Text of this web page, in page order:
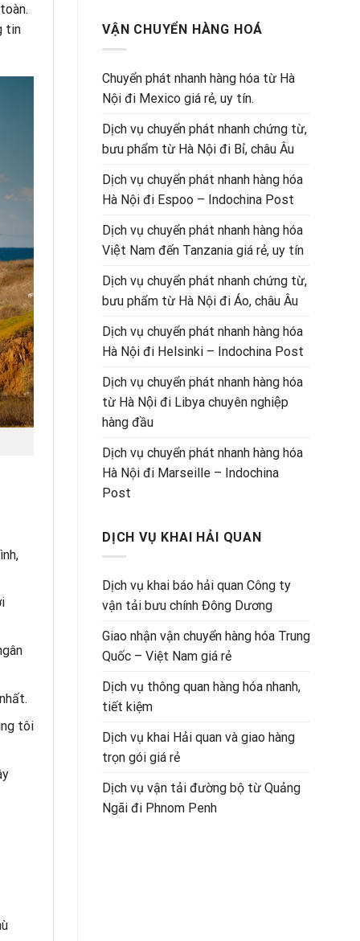
tin
tôi
VẬN CHUYỂN HÀNG HOÁ
Chuyển phát nhanh hàng hóa từ Hà
Nội đi Mexico giá rẻ, uy tín.
Dịch vụ chuyển phát nhanh chứng từ,
bưu phẩm từ Hà Nội đi Bỉ, châu Âu
Dịch vụ chuyển phát nhanh hàng hóa
Hà Nội đi Espoo – Indochina Post
Dịch vụ chuyển phát nhanh hàng hóa
Việt Nam đến Tanzania giá rẻ, uy tín
Dịch vụ chuyển phát nhanh chứng từ,
bưu phẩm từ Hà Nội đi Áo, châu Âu
Dịch vụ chuyển phát nhanh hàng hóa
Hà Nội đi Helsinki – Indochina Post
Dịch vụ chuyển phát nhanh hàng hóa
từ Hà Nội đi Libya chuyên nghiệp
hàng đầu
Dịch vụ chuyển phát nhanh hàng hóa
Hà Nội đi Marseille – Indochina
Post
DỊCH VỤ KHAI HẢI QUAN
Dịch vụ khai báo hải quan Công ty
vận tải bưu chính Đông Dương
Giao nhận vận chuyển hàng hóa Trung
Quốc – Việt Nam giá rẻ
Dịch vụ thông quan hàng hóa nhanh,
tiết kiệm
Dịch vụ khai Hải quan và giao hàng
trọn gói giá rẻ
Dịch vụ vận tải đường bộ từ Quảng
Ngãi đi Phnom Penh